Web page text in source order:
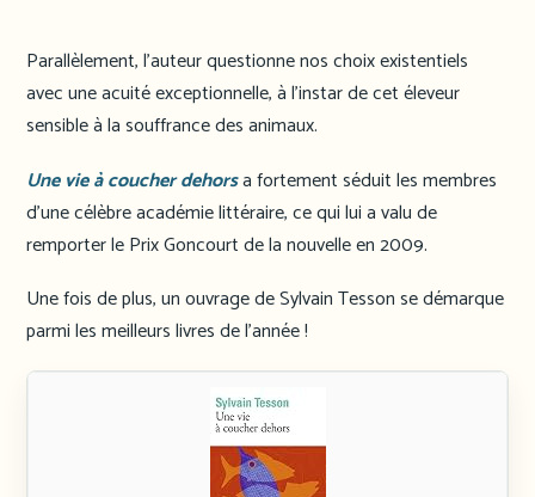
Parallèlement, l’auteur questionne nos choix existentiels
avec une acuité exceptionnelle, à l’instar de cet éleveur
sensible à la souffrance des animaux.
Une vie à coucher dehorsa fortement séduit les membres
d’une célèbre académie littéraire, ce qui lui a valu de
remporter le Prix Goncourt de la nouvelle en 2009.
Une fois de plus, un ouvrage de Sylvain Tesson se démarque
parmi les meilleurs livres de l’année !